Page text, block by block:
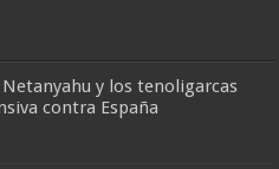
y los tenoligarcas
contra España